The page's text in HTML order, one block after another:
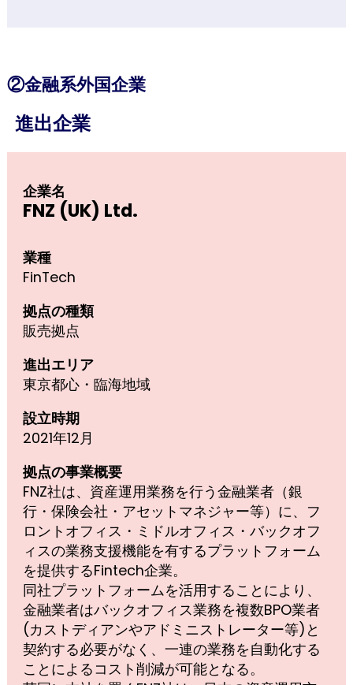
②金融系外国企業
進出企業
企業名
FNZ (UK) Ltd.
業種
FinTech
拠点の種類
販売拠点
進出エリア
東京都心・臨海地域
設立時期
2021年12月
拠点の事業概要
FNZ社は、資産運用業務を行う金融業者（銀
行・保険会社・アセットマネジャー等）に、フ
ロントオフィス・ミドルオフィス・バックオフ
ィスの業務支援機能を有するプラットフォーム
を提供するFintech企業。
同社プラットフォームを活用することにより、
金融業者はバックオフィス業務を複数BPO業者
(カストディアンやアドミニストレーター等)と
契約する必要がなく、一連の業務を自動化する
ことによるコスト削減が可能となる。